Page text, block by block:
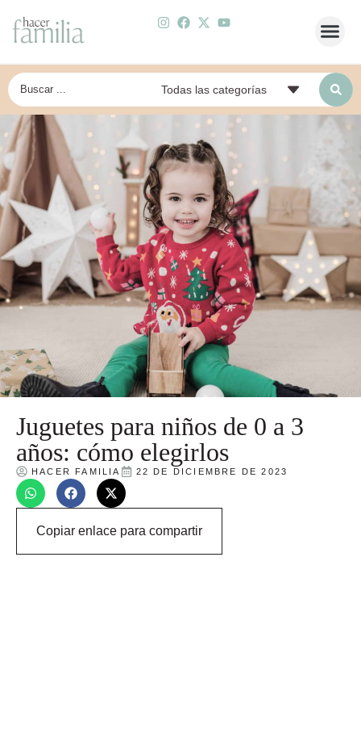
Juguetes para niños de 0 a 3
años: cómo elegirlos
HACER FAMILIA 22 DE DICIEMBRE DE 2023
Copiar enlace para compartir